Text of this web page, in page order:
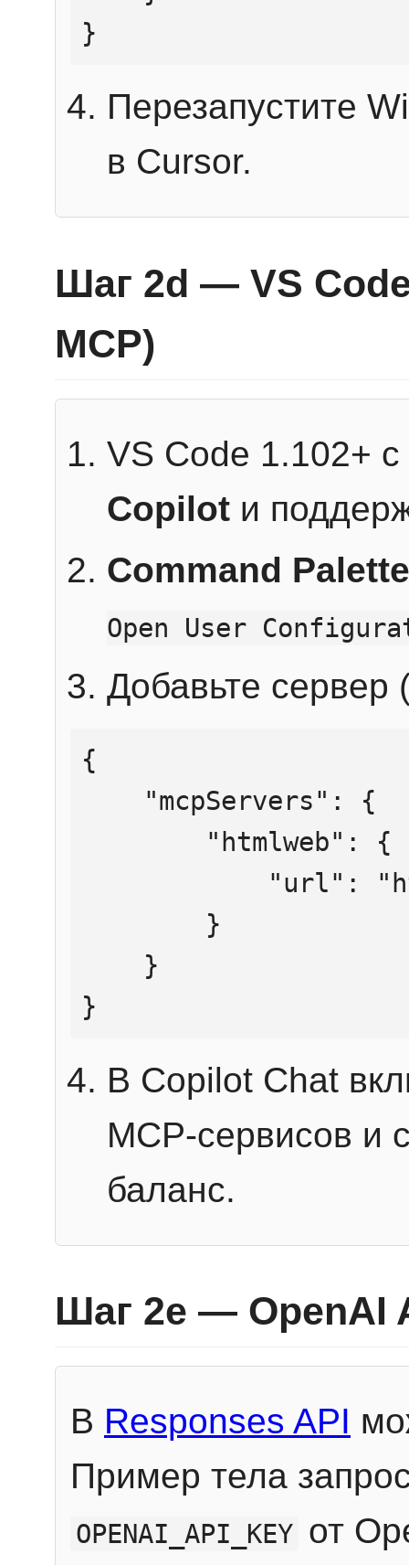
}
Перезапустите
в Cursor.
Шаг 2d — VS
MCP)
VS Code 1.102+
Copilot и
Command Palette
Open User
Добавьте сервер
{
}
В Copilot Chat
MCP-сервисов и
баланс.
Шаг 2e — OpenAI
В Responses API
Пример тела
OPENAI_API_KEY от